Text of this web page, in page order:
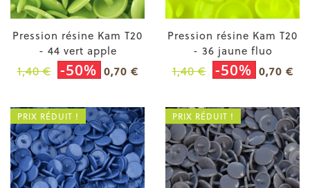
Pression résine Kam T20
- 44 vert apple
1,40 € -50% 0,70 €
Pression résine Kam T20
- 36 jaune fluo
1,40 € -50% 0,70 €
PRIX RÉDUIT ! PRIX RÉDUIT !